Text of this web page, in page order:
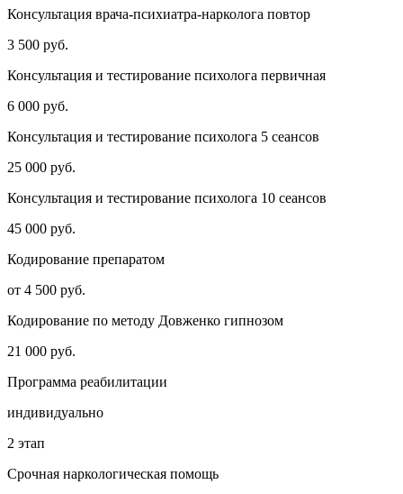
Консультация врача-психиатра-нарколога повтор
3 500 руб.
Консультация и тестирование психолога первичная
6 000 руб.
Консультация и тестирование психолога 5 сеансов
25 000 руб.
Консультация и тестирование психолога 10 сеансов
45 000 руб.
Кодирование препаратом
от 4 500 руб.
Кодирование по методу Довженко гипнозом
21 000 руб.
Программа реабилитации
индивидуально
2 этап
Срочная наркологическая помощь